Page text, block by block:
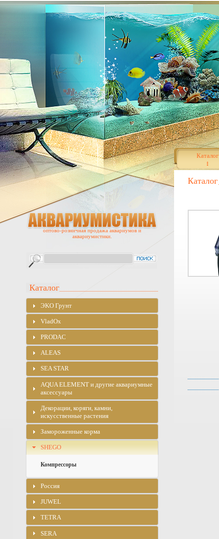
Каталог
Каталог
оптово-розничная продажа аквариумов и
аквариумистики.
Каталог
ЭKO Грунт
VladOx
PRODAC
ALEAS
SEA STAR
AQUA ELEMENT и другие аквариумные
аксессуары
Декорации, коряги, камни,
искусственные растения
Замороженные корма
SHEGO
Компрессоры
Россия
JUWEL
TETRA
SERA